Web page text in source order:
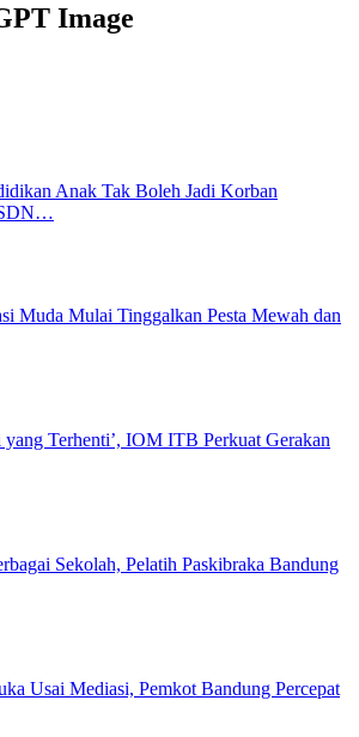
Image
Anak Tak Boleh Jadi Korban
SDN…
Muda Mulai Tinggalkan Pesta Mewah dan
Terhenti’, IOM ITB Perkuat Gerakan
Sekolah, Pelatih Paskibraka Bandung
Usai Mediasi, Pemkot Bandung Percepat